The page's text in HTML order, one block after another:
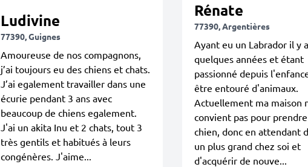
Ludivine
77390, Guignes
Amoureuse de nos compagnons,
j’ai toujours eu des chiens et chats.
J’ai egalement travailler dans une
écurie pendant 3 ans avec
beaucoup de chiens egalement.
J'ai un akita Inu et 2 chats, tout 3
très gentils et habitués à leurs
congénères. J'aime...
Rénate
77390, Argentières
Ayant eu un Labrador il y a
quelques années et étant
passionné depuis
être entouré d'animaux.
Actuellement ma maison
convient pas pour
chien, donc en attendant
un plus grand chez soi et
d'acquérir de nouve...